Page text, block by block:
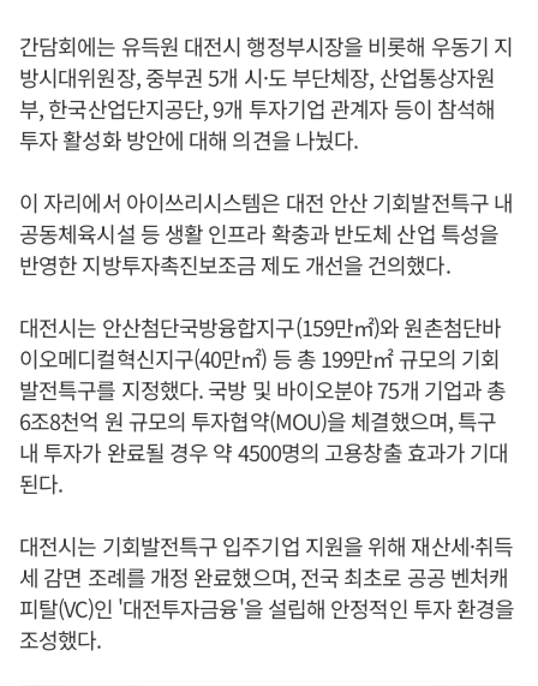
간담회에는 유득원 대전시 행정부시장을 비롯해 우동기 지
방시대위원장, 중부권 5개 시·도 부단체장, 산업통상자원
부, 한국산업단지공단, 9개 투자기업 관계자 등이 참석해
투자 활성화 방안에 대해 의견을 나눴다.
이 자리에서 아이쓰리시스템은 대전 안산 기회발전특구 내
공동체육시설 등 생활 인프라 확충과 반도체 산업 특성을
반영한 지방투자촉진보조금 제도 개선을 건의했다.
대전시는 안산첨단국방융합지구(159만㎡)와 원촌첨단바
이오메디컬혁신지구(40만㎡) 등 총 199만㎡ 규모의 기회
발전특구를 지정했다. 국방 및 바이오분야 75개 기업과 총
6조8천억 원 규모의 투자협약(MOU)을 체결했으며, 특구
내 투자가 완료될 경우 약 4500명의 고용창출 효과가 기대
된다.
대전시는 기회발전특구 입주기업 지원을 위해 재산세·취득
세 감면 조례를 개정 완료했으며, 전국 최초로 공공 벤처캐
피탈(VC)인 '대전투자금융'을 설립해 안정적인 투자 환경을
조성했다.